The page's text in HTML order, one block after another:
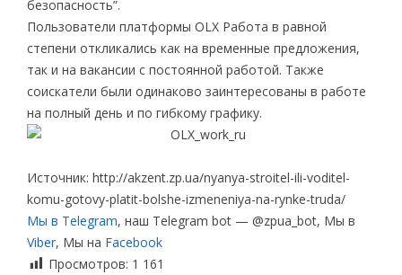
безопасность”.
Пользователи платформы OLX Работа в равной
степени откликались как на временные предложения,
так и на вакансии с постоянной работой. Также
соискатели были одинаково заинтересованы в работе
на полный день и по гибкому графику.
Источник: http://akzent.zp.ua/nyanya-stroitel-ili-voditel-
komu-gotovy-platit-bolshe-izmeneniya-na-rynke-truda/
Мы в Telegram, наш Telegram bot — @zpua_bot, Мы в
Viber, Мы на Facebook
Просмотров: 1 161